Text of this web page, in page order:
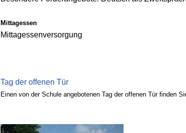
Mittagessen
Mittagessenversorgung
Tag der offenen Tür
Einen von der Schule angebotenen Tag der offenen Tür finden